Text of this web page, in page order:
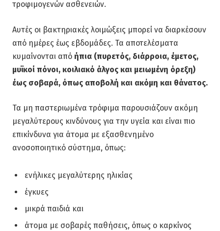
τροφιμογενών ασθενειών.
Αυτές οι βακτηριακές λοιμώξεις μπορεί να διαρκέσουν
από ημέρες έως εβδομάδες. Τα αποτελέσματα
κυμαίνονται από ήπια (πυρετός, διάρροια, έμετος,
μυϊκοί πόνοι, κοιλιακό άλγος και μειωμένη όρεξη)
έως σοβαρά, όπως αποβολή και ακόμη και θάνατος.
Τα μη παστεριωμένα τρόφιμα παρουσιάζουν ακόμη
μεγαλύτερους κινδύνους για την υγεία και είναι πιο
επικίνδυνα για άτομα με εξασθενημένο
ανοσοποιητικό σύστημα, όπως:
ενήλικες μεγαλύτερης ηλικίας
έγκυες
μικρά παιδιά και
άτομα με σοβαρές παθήσεις, όπως ο καρκίνος